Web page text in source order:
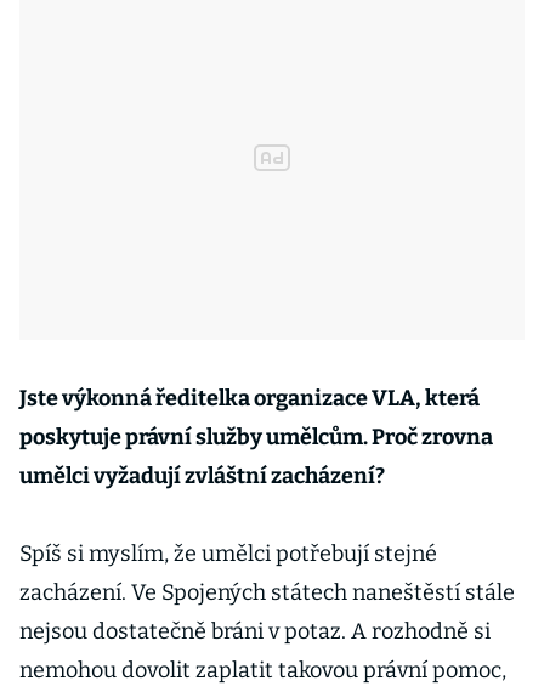
Jste výkonná ředitelka organizace VLA, která
poskytuje právní služby umělcům. Proč zrovna
umělci vyžadují zvláštní zacházení?
Spíš si myslím, že umělci potřebují stejné
zacházení. Ve Spojených státech naneštěstí stále
nejsou dostatečně bráni v potaz. A rozhodně si
nemohou dovolit zaplatit takovou právní pomoc,